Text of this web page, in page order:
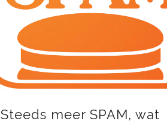
Steeds meer SPAM, wat